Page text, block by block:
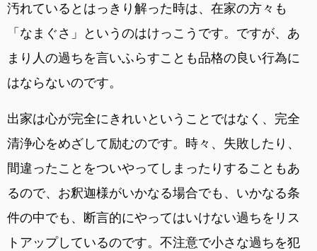
汚れているとはっきり解った時は、在家の方々も
「なまぐさ」というのはけっこうです。ですが、あ
まり人の過ちを言いふらすことも品格の良い行為に
はならないのです。
出家は心が完全にきれいということではなく、完全
清浄心をめざして励むのです。時々、失敗したり、
間違ったことをついやってしまったりすることもあ
るので、お釈迦様がいかなる場合でも、いかなる条
件の中でも、断言的にやってはいけない過ちをリス
トアップしているのです。不注意で小さな過ちを犯